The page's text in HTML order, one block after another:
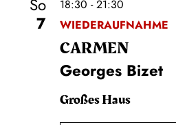
So
7
18:30 - 21:30
WIEDERAUFNAHME
CARMEN
Georges Bizet
Großes Haus